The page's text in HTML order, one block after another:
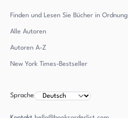
Finden und Lesen Sie Bücher in Ordnung
Alle Autoren
Autoren A-Z
New York Times-Bestseller
Sprache